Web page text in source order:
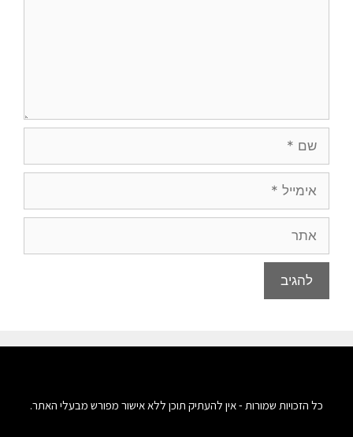
כל הזכויות שמורות - אין להעתיק תוכן ללא אישור מפורש מבעלי האתר.